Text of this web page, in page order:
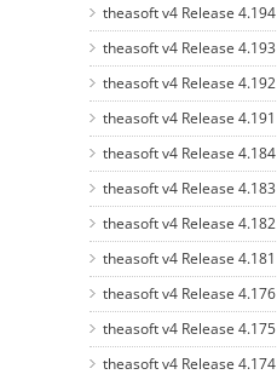
theasoft v4 Release 4.194
theasoft v4 Release 4.193
theasoft v4 Release 4.192
theasoft v4 Release 4.191
theasoft v4 Release 4.184
theasoft v4 Release 4.183
theasoft v4 Release 4.182
theasoft v4 Release 4.181
theasoft v4 Release 4.176
theasoft v4 Release 4.175
theasoft v4 Release 4.174